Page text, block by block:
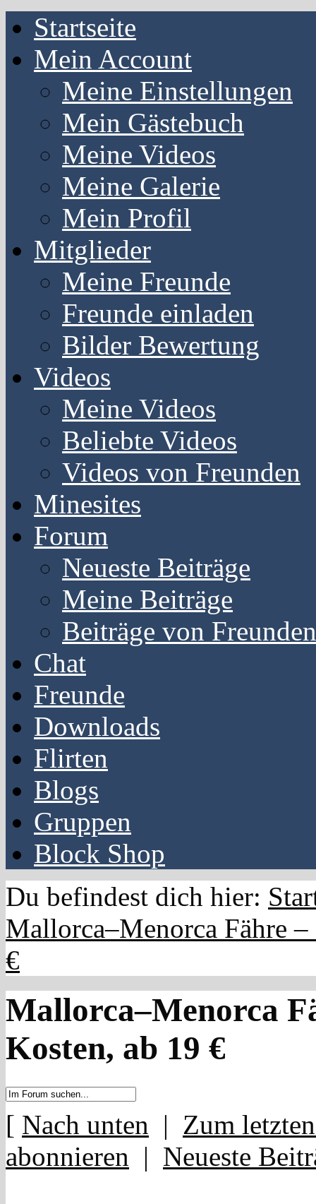
Startseite
Mein Account
Meine Einstellungen
Mein Gästebuch
Meine Videos
Meine Galerie
Mein Profil
Mitglieder
Meine Freunde
Freunde einladen
Bilder Bewertung
Videos
Meine Videos
Beliebte Videos
Videos von Freunden
Minesites
Forum
Neueste Beiträge
Meine Beiträge
Beiträge von Freunden
Chat
Freunde
Downloads
Flirten
Blogs
Gruppen
Block Shop
Du befindest dich hier:
Mallorca–Menorca Fähre
€
Mallorca–Menorca
Kosten, ab 19 €
[ Nach unten | Zum
abonnieren | Neueste